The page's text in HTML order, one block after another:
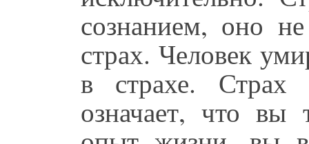
сознанием, оно
страх. Человек
в страхе. Страх
означает, что вы